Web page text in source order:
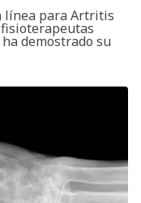
línea para Artritis
demostrado su